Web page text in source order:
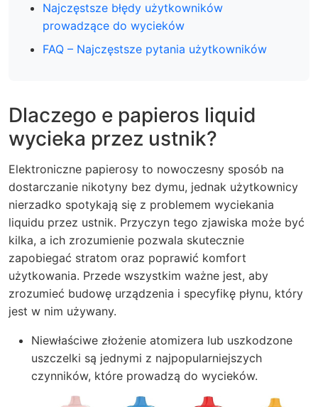
Najczęstsze błędy użytkowników
prowadzące do wycieków
FAQ – Najczęstsze pytania użytkowników
Dlaczego e papieros liquid
wycieka przez ustnik?
Elektroniczne papierosy to nowoczesny sposób na
dostarczanie nikotyny bez dymu, jednak użytkownicy
nierzadko spotykają się z problemem wyciekania
liquidu przez ustnik. Przyczyn tego zjawiska może być
kilka, a ich zrozumienie pozwala skutecznie
zapobiegać stratom oraz poprawić komfort
użytkowania. Przede wszystkim ważne jest, aby
zrozumieć budowę urządzenia i specyfikę płynu, który
jest w nim używany.
Niewłaściwe złożenie atomizera lub uszkodzone
uszczelki są jednymi z najpopularniejszych
czynników, które prowadzą do wycieków.